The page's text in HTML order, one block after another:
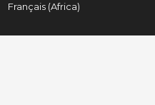
Français (Africa)